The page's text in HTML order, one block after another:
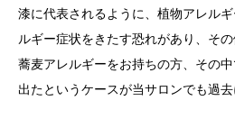
漆に代表されるように、植物アレル
ルギー症状をきたす恐れがあり、そ
蕎麦アレルギーをお持ちの方、その
出たというケースが当サロンでも過去